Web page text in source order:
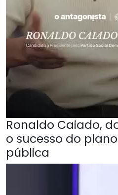
Ronaldo Caiado,
o sucesso do
pública